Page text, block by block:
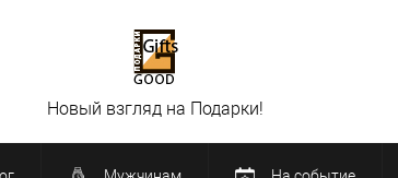
Новый взгляд на Подарки!